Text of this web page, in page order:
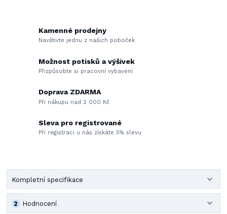
Kamenné prodejny
Navštivte jednu z našich poboček
Možnost potisků a výšivek
Přizpůsobte si pracovní vybavení
Doprava ZDARMA
Při nákupu nad 2 000 Kč
Sleva pro registrované
Při registraci u nás získáte 5% slevu
Kompletní specifikace
Hodnocení
2